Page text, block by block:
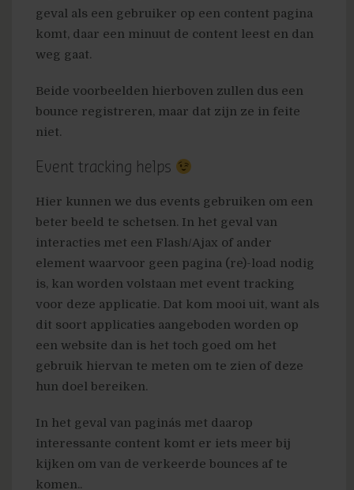
geval als een gebruiker op een content pagina
komt, daar een minuut de content leest en dan
weg gaat.
Beide voorbeelden hierboven zullen dus een
bounce registreren, maar dat zijn ze in feite
niet.
Event tracking helps
Hier kunnen we dus events gebruiken om een
beter beeld te schetsen. In het geval van
interacties met een Flash/Ajax of ander
element waarvoor geen pagina (re)-load nodig
is, kan worden volstaan met event tracking
voor deze applicatie. Dat kom mooi uit, want als
dit soort applicaties aangeboden worden op
een website dan is het toch goed om het
gebruik hiervan te meten om te zien of deze
hun doel bereiken.
In het geval van pagina´s met daarop
interessante content komt er iets meer bij
kijken om van de verkeerde bounces af te
komen..